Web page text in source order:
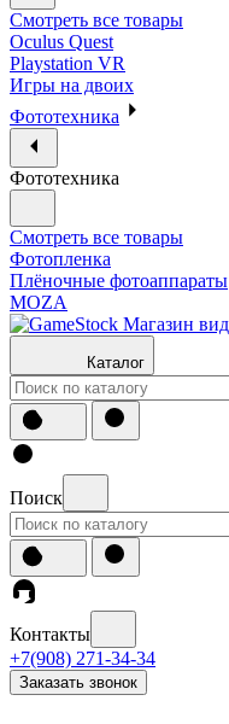
Смотреть все товары
Oculus Quest
Playstation VR
Игры на двоих
Фототехника
Фототехника
Смотреть все товары
Фотопленка
Плёночные фотоаппараты
MOZA
Каталог
Поиск
Контакты
+7(908) 271-34-34
Заказать звонок